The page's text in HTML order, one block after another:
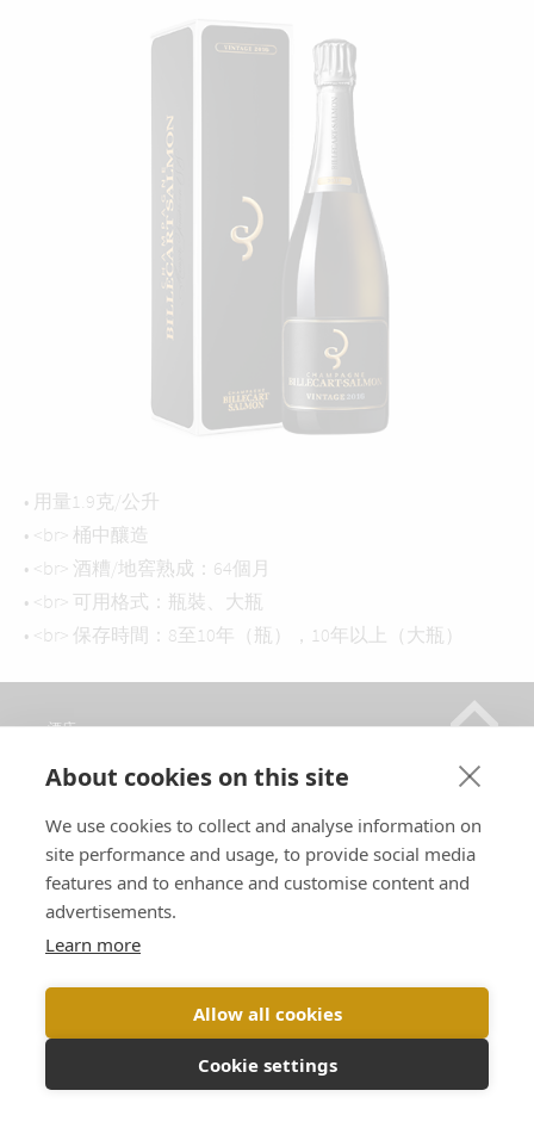
About cookies on this site
We use cookies to collect and analyse information on
site performance and usage, to provide social media
features and to enhance and customise content and
advertisements.
Learn more
Allow all cookies
Cookie settings
• 用量1.9克/公升
• <br> 桶中釀造
• <br> 酒糟/地窖熟成：64個月
• <br> 可用格式：瓶裝、大瓶
• <br> 保存時間：8至10年（瓶），10年以上（大瓶）
酒庄
香槟
联系方式
关注我们